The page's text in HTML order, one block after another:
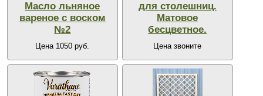
Масло льняное
вареное с воском
№2
Цена 1050 руб.
для столешниц.
Матовое
бесцветное.
Цена звоните